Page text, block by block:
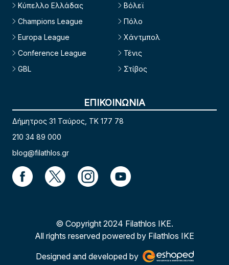
Κύπελλο Ελλάδας
Champions League
Europa League
Conference League
GBL
Βόλεϊ
Πόλο
Χάντμπολ
Τένις
Στίβος
ΕΠΙΚΟΙΝΩΝΙΑ
Δήμητρος 31 Ταύρος, TK 177 78
210 34 89 000
blog@filathlos.gr
© Copyright 2024 Filathlos ΙΚΕ.
All rights reserved powered by Filathlos ΙΚΕ
Designed and developed by